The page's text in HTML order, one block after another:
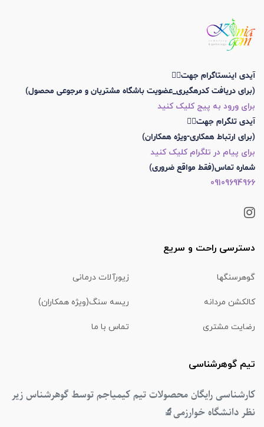
آیدی اینستاگرام جهت👇🏼
(برای دریافت کدرهگیری_عضویت باشگاه مشتریان و مرجوعی محصول)
برای ورود به پیج کلیک کنید
آیدی تلگرام جهت👇🏼
(برای ارتباط همکاری-ویژه همکاران)
برای پیام در تلگرام کلیک کنید
شماره تماس(فقط مواقع ضروری)
09109694966
دسترسی راحت و سریع
گوهرسنگها زیورآلات درمانی
کالکشن مردانه ریسه سنگ(ویژه همکاران)
رضایت مشتری تماس با ما
تیم گوهرشناسی
کارشناسی رایگان محصولات تیم کیمیاجم توسط گوهرشناس زیر
نظر دانشگاه خوارزمی🔬